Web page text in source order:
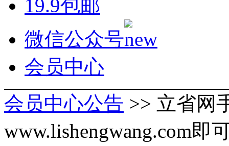
19.9包邮
微信公众号
会员中心
会员中心公告 >> 立省网
www.lishengwang.com即